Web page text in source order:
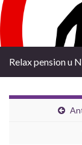
Relax pension u